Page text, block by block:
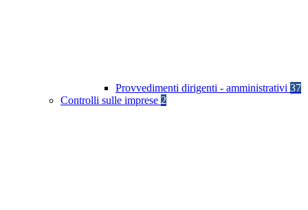
Provvedimenti dirigenti - amministrativi 37
Controlli sulle imprese 2